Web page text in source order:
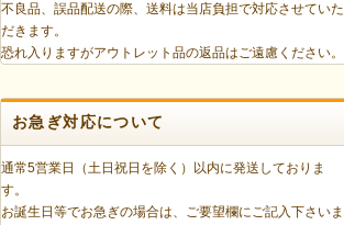
不良品、誤品配送の際、送料は当店負担で対応させていた
だきます。
恐れ入りますがアウトレット品の返品はご遠慮ください。
お急ぎ対応について
通常5営業日（土日祝日を除く）以内に発送しておりま
す。
お誕生日等でお急ぎの場合は、ご要望欄にご記入下さいま